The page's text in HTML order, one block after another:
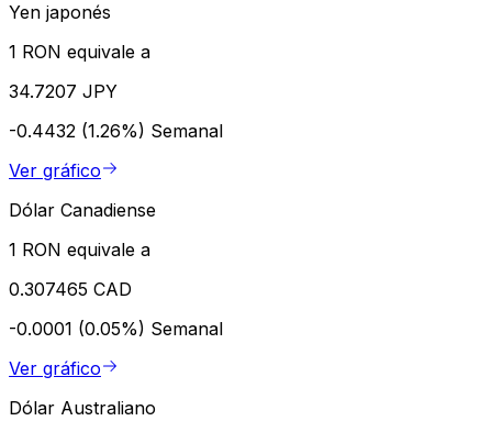
Yen japonés
1 RON equivale a
34.7207 JPY
-0.4432 (1.26%) Semanal
Ver gráfico
Dólar Canadiense
1 RON equivale a
0.307465 CAD
-0.0001 (0.05%) Semanal
Ver gráfico
Dólar Australiano